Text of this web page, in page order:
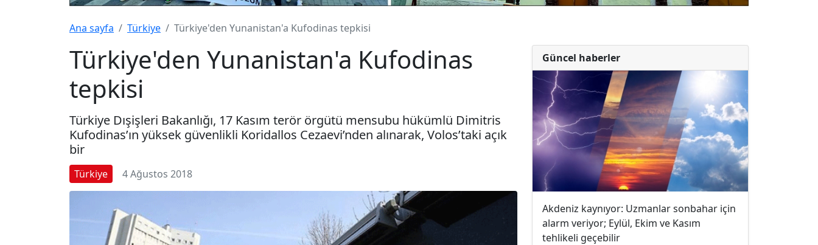
Ana sayfa Türkiye Türkiye'den Yunanistan'a Kufodinas tepkisi
Türkiye'den Yunanistan'a Kufodinas
tepkisi
Türkiye Dışişleri Bakanlığı, 17 Kasım terör örgütü mensubu hükümlü Dimitris
Kufodinas’ın yüksek güvenlikli Koridallos Cezaevi’nden alınarak, Volos’taki açık
bir
Türkiye 4 Ağustos 2018
Güncel haberler
Akdeniz kaynıyor: Uzmanlar sonbahar için
alarm veriyor; Eylül, Ekim ve Kasım
tehlikeli geçebilir